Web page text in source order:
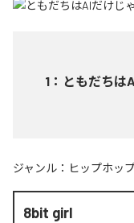
1 ： ともだちは
ジャンル： ヒップホッ
8bit girl